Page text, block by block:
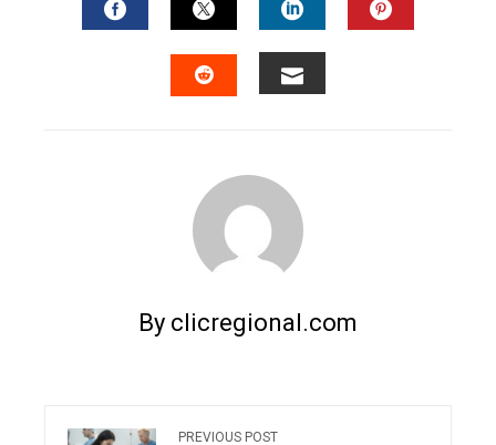
FACEBOOKTWITTERLINKEDIN
By clicregional.com
PREVIOUS POST